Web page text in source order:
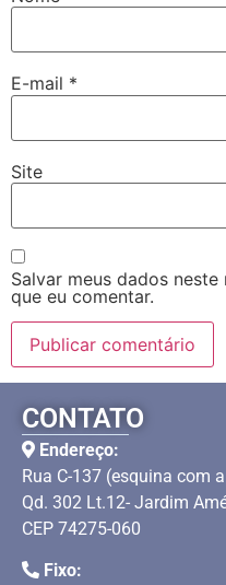
E-mail *
Site
Salvar meus dados
que eu comentar.
CONTATO
Endereço:
Rua C-137 (esquina com
Qd. 302 Lt.12- Jardim
CEP 74275-060
Fixo: